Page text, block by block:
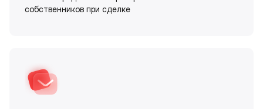
собственников при сделке